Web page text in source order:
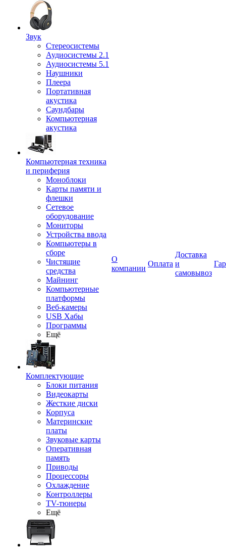
Звук
Стереосистемы
Аудиосистемы 2.1
Аудиосистемы 5.1
Наушники
Плеера
Портативная
акустика
Саундбары
Компьютерная
акустика
Компьютерная техника
и периферия
Моноблоки
Карты памяти и
флешки
Сетевое
оборудование
Мониторы
Устройства ввода
Компьютеры в
сборе
Чистящие
средства
Майнинг
Компьютерные
платформы
Веб-камеры
USB Хабы
Программы
Ещё
Комплектующие
Блоки питания
Видеокарты
Жесткие диски
Корпуса
Материнские
платы
Звуковые карты
Оперативная
память
Приводы
Процессоры
Охлаждение
Контроллеры
TV-тюнеры
Ещё
О
компании
Оплата
Доставка
и
самовывоз